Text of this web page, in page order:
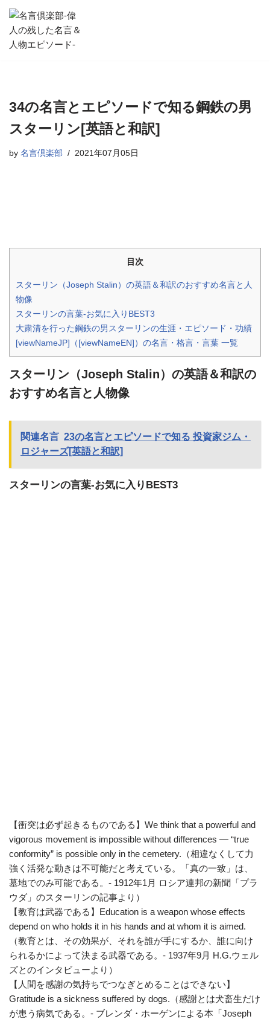
コ
ン
へ
キ
ッ
34の名言とエピソードで知る鋼鉄の男
スターリン[英語と和訳]
by 名言倶楽部 2021年07月05日
目次
スターリン（Joseph Stalin）の英語＆和訳のおすすめ名言と人
物像
スターリンの言葉-お気に入りBEST3
大粛清を行った鋼鉄の男スターリンの生涯・エピソード・功績
[viewNameJP]（[viewNameEN]）の名言・格言・言葉 一覧
スターリン（Joseph Stalin）の英語＆和訳の
おすすめ名言と人物像
関連名言 23の名言とエピソードで知る 投資家ジム・
ロジャーズ[英語と和訳]
スターリンの言葉-お気に入りBEST3
【衝突は必ず起きるものである】We think that a powerful and
vigorous movement is impossible without differences — “true
conformity” is possible only in the cemetery.（相違なくして力
強く活発な動きは不可能だと考えている。「真の一致」は、
墓地でのみ可能である。- 1912年1月 ロシア連邦の新聞「プラ
ウダ」のスターリンの記事より）
【教育は武器である】Education is a weapon whose effects
depend on who holds it in his hands and at whom it is aimed.
（教育とは、その効果が、それを誰が手にするか、誰に向け
られるかによって決まる武器である。- 1937年9月 H.G.ウェル
ズとのインタビューより）
【人間を感謝の気持ちでつなぎとめることはできない】
Gratitude is a sickness suffered by dogs.（感謝とは犬畜生だけ
が患う病気である。- ブレンダ・ホーゲンによる本「Joseph